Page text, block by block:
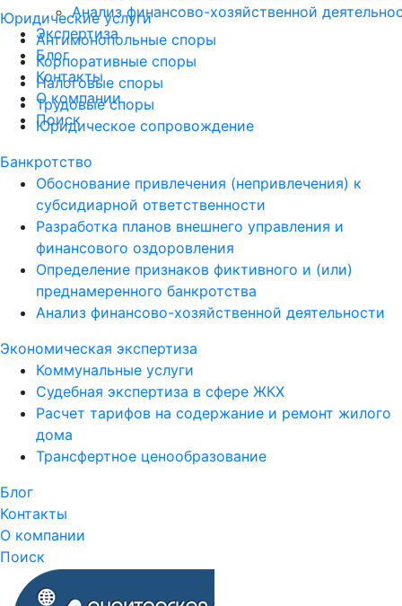
Юридические услуги
Антимонопольные споры
Корпоративные споры
Налоговые споры
Трудовые споры
Юридическое сопровождение
Банкротство
Обоснование привлечения (непривлечения) к
субсидиарной ответственности
Разработка планов внешнего управления и
финансового оздоровления
Определение признаков фиктивного и (или)
преднамеренного банкротства
Анализ финансово-хозяйственной деятельности
Экономическая экспертиза
Коммунальные услуги
Судебная экспертиза в сфере ЖКХ
Расчет тарифов на содержание и ремонт жилого
дома
Трансфертное ценообразование
Блог
Контакты
О компании
Поиск
Анализ финансово-хозяйственной
Экспертиза
Блог
Контакты
О компании
Поиск